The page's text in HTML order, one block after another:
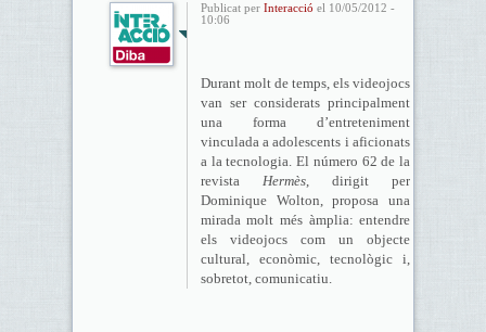
Publicat per Interacció el 10/05/2012 -
10:06
Durant molt de temps, els videojocs
van ser considerats principalment
una forma d’entreteniment
vinculada a adolescents i aficionats
a la tecnologia. El número 62 de la
revista Hermès, dirigit per
Dominique Wolton, proposa una
mirada molt més àmplia: entendre
els videojocs com un objecte
cultural, econòmic, tecnològic i,
sobretot, comunicatiu.